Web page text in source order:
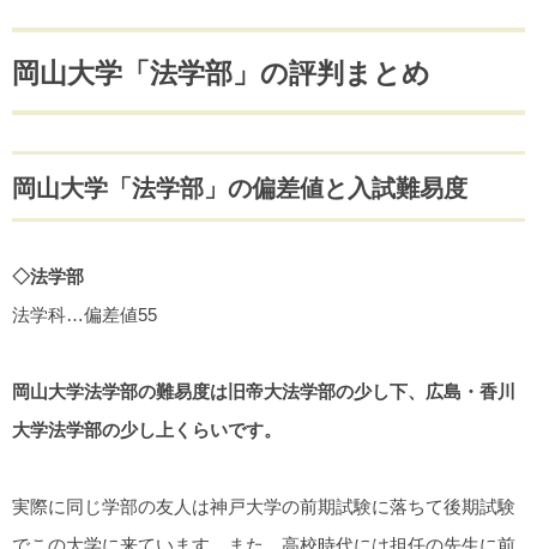
岡山大学「法学部」の評判まとめ
岡山大学「法学部」の偏差値と入試難易度
◇法学部
法学科…偏差値55
岡山大学法学部の難易度は旧帝大法学部の少し下、広島・香川
大学法学部の少し上くらいです。
実際に同じ学部の友人は神戸大学の前期試験に落ちて後期試験